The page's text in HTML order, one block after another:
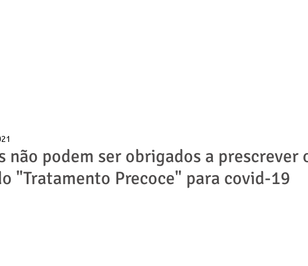
não podem ser obrigados a prescrever
"Tratamento Precoce" para covid-19